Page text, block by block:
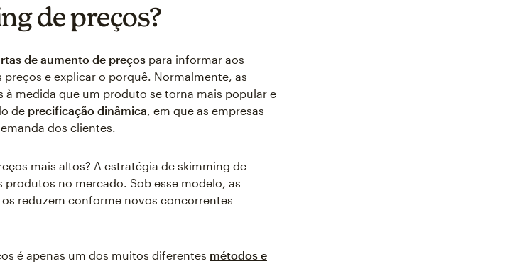
de preços?
de aumento de preços para informar aos
e explicar o porquê. Normalmente, as
à medida que um produto se torna mais popular e
de precificação dinâmica, em que as empresas
dos clientes.
mais altos? A estratégia de skimming de
produtos no mercado. Sob esse modelo, as
reduzem conforme novos concorrentes
é apenas um dos muitos diferentes métodos e